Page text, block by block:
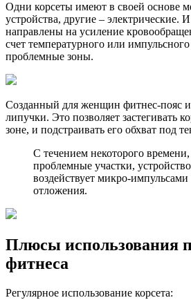
Одни корсеты имеют в своей основе
устройства, другие – электрические.
направлены на усиление
счет температурного или
проблемные зоны.
Созданный для женщин фитнес-пояс
липучки. Это позволяет застегивать
зоне, и подстраивать его обхват под
С течением некоторого времени,
проблемные участки,
воздействует микро-
отложения.
Плюсы использования
фитнеса
Регулярное использование корсета: